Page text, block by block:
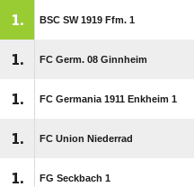
1. BSC SW 1919 Ffm. 1
1. FC Germ. 08 Ginnheim
1. FC Germania 1911 Enkheim 1
1. FC Union Niederrad
1. FG Seckbach 1